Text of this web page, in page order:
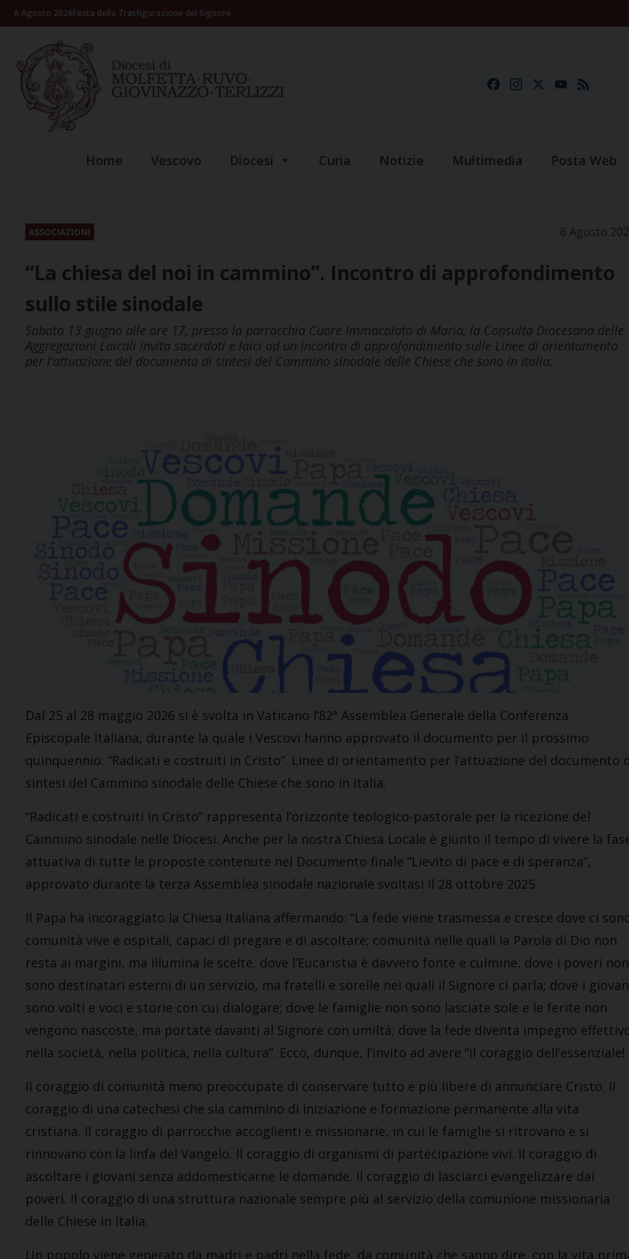
Skip6 Agosto 2026Festa della Trasfigurazione del Signore
FacebookInstagramYouTube
Home Vescovo Diocesi Curia Notizie Multimedia Posta Web
ASSOCIAZIONI 6 Agosto
“La chiesa del noi in cammino”. Incontro di approfondimento
sullo stile sinodale
Sabato 13 giugno alle ore 17, presso la parrocchia Cuore Immacolato di Maria, la Consulta Diocesana delle
Aggregazioni Laicali invita sacerdoti e laici ad un incontro di approfondimento sulle Linee di orientamento
per l’attuazione del documento di sintesi del Cammino sinodale delle Chiese che sono in Italia.
Dal 25 al 28 maggio 2026 si è svolta in Vaticano l’82ª Assemblea Generale della Conferenza
Episcopale Italiana, durante la quale i Vescovi hanno approvato il documento per il prossimo
quinquennio: “Radicati e costruiti in Cristo”. Linee di orientamento per l’attuazione del documento
sintesi del Cammino sinodale delle Chiese che sono in Italia.
“Radicati e costruiti in Cristo” rappresenta l’orizzonte teologico-pastorale per la ricezione del
Cammino sinodale nelle Diocesi. Anche per la nostra Chiesa Locale è giunto il tempo di vivere la
attuativa di tutte le proposte contenute nel Documento finale “Lievito di pace e di speranza”,
approvato durante la terza Assemblea sinodale nazionale svoltasi il 28 ottobre 2025.
Il Papa ha incoraggiato la Chiesa Italiana affermando: “La fede viene trasmessa e cresce dove ci
comunità vive e ospitali, capaci di pregare e di ascoltare; comunità nelle quali la Parola di Dio non
resta ai margini, ma illumina le scelte, dove l’Eucaristia è davvero fonte e culmine, dove i poveri non
sono destinatari esterni di un servizio, ma fratelli e sorelle nei quali il Signore ci parla; dove i
sono volti e voci e storie con cui dialogare; dove le famiglie non sono lasciate sole e le ferite non
vengono nascoste, ma portate davanti al Signore con umiltà; dove la fede diventa impegno
nella società, nella politica, nella cultura”. Ecco, dunque, l’invito ad avere “il coraggio dell’essenziale!
Il coraggio di comunità meno preoccupate di conservare tutto e più libere di annunciare Cristo. Il
coraggio di una catechesi che sia cammino di iniziazione e formazione permanente alla vita
cristiana. Il coraggio di parrocchie accoglienti e missionarie, in cui le famiglie si ritrovano e si
rinnovano con la linfa del Vangelo. Il coraggio di organismi di partecipazione vivi. Il coraggio di
ascoltare i giovani senza addomesticarne le domande. Il coraggio di lasciarci evangelizzare dai
poveri. Il coraggio di una struttura nazionale sempre più al servizio della comunione missionaria
delle Chiese in Italia.
Un popolo viene generato da madri e padri nella fede, da comunità che sanno dire, con la vita